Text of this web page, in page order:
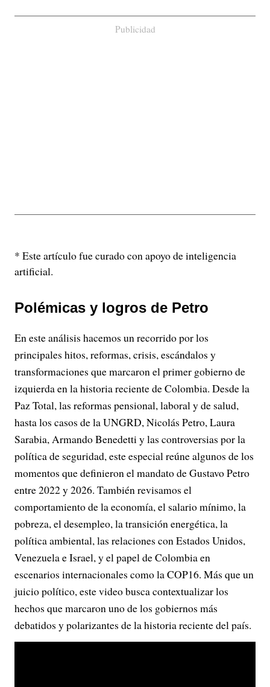
Publicidad
* Este artículo fue curado con apoyo de inteligencia
artificial.
Polémicas y logros de Petro
En este análisis hacemos un recorrido por los
principales hitos, reformas, crisis, escándalos y
transformaciones que marcaron el primer gobierno de
izquierda en la historia reciente de Colombia. Desde la
Paz Total, las reformas pensional, laboral y de salud,
hasta los casos de la UNGRD, Nicolás Petro, Laura
Sarabia, Armando Benedetti y las controversias por la
política de seguridad, este especial reúne algunos de los
momentos que definieron el mandato de Gustavo Petro
entre 2022 y 2026. También revisamos el
comportamiento de la economía, el salario mínimo, la
pobreza, el desempleo, la transición energética, la
política ambiental, las relaciones con Estados Unidos,
Venezuela e Israel, y el papel de Colombia en
escenarios internacionales como la COP16. Más que un
juicio político, este video busca contextualizar los
hechos que marcaron uno de los gobiernos más
debatidos y polarizantes de la historia reciente del país.